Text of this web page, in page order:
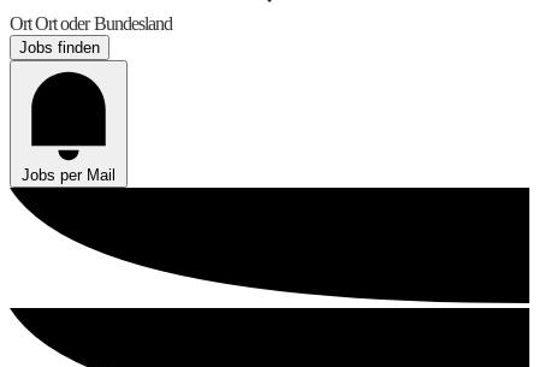
OrtOrt oder Bundesland
Jobs finden
Jobs per Mail